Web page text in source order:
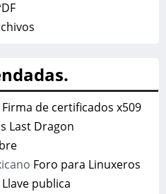
Firma de certificados x509
Last Dragon
Foro para Linuxeros
Llave publica